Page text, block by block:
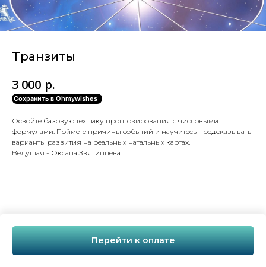
Транзиты
3 000 р.
Сохранить в Ohmywishes
Перейти к оплате
Освойте базовую технику прогнозирования с числовыми
формулами. Поймете причины событий и научитесь предсказывать
варианты развития на реальных натальных картах.
Ведущая - Оксана Звягинцева.